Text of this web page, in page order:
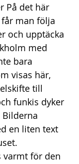
På det här
man följa
och upptäcka
med
bara
visas här,
till
funkis dyker
en liten text
varmt för den